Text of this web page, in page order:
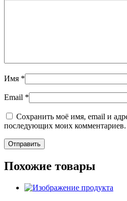
Имя *
Email *
Сохранить моё имя, email и
последующих моих комментариев.
Похожие товары